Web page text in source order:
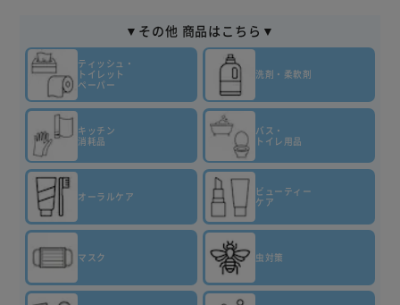
▼その他 商品はこちら▼
ティッシュ・
トイレット
ペーパー
洗剤・柔軟剤
キッチン
消耗品
バス・
トイレ用品
オーラルケア
ビューティー
ケア
マスク 虫対策